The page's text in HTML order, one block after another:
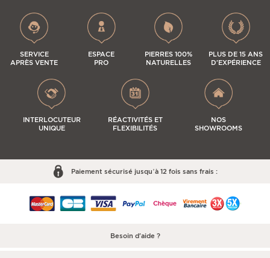
SERVICE
APRÈS VENTE
ESPACE
PRO
PIERRES 100%
NATURELLES
PLUS DE 15 ANS
D'EXPÉRIENCE
INTERLOCUTEUR
UNIQUE
RÉACTIVITÉS ET
FLEXIBILITÉS
NOS
SHOWROOMS
Paiement sécurisé jusqu’à 12 fois sans frais :
Besoin d'aide ?